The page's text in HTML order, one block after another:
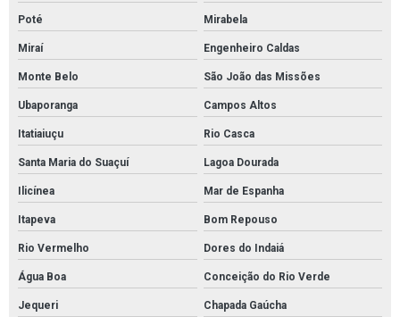
Poté Mirabela
Miraí Engenheiro Caldas
Monte Belo São João das Missões
Ubaporanga Campos Altos
Itatiaiuçu Rio Casca
Santa Maria do Suaçuí Lagoa Dourada
Ilicínea Mar de Espanha
Itapeva Bom Repouso
Rio Vermelho Dores do Indaiá
Água Boa Conceição do Rio Verde
Jequeri Chapada Gaúcha